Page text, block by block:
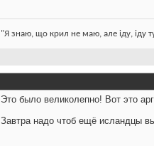
"Я знаю, що крил не маю, але іду, іду
Это было великолепно! Вот это
Завтра надо чтоб ещё исландцы